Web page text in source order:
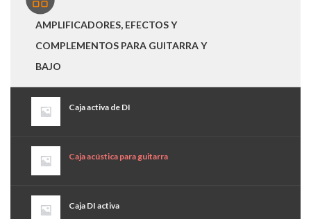
AMPLIFICADORES, EFECTOS Y
COMPLEMENTOS PARA GUITARRA Y
BAJO
Caja activa de DI
Caja acústica para guitarra
Caja DI activa